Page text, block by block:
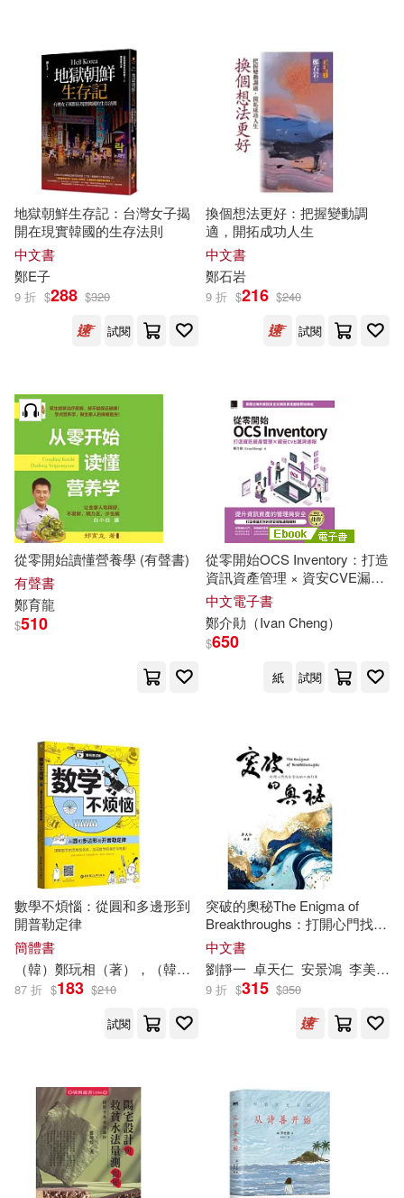
鄭承志（主編）(1) 鄭文博(1)
鄭文平(1)
鄭春紅，王偉（主編）(1)
鄭時龍(1) 鄭晏霽(1)
鄭書忠，朱傳俊，魏靜，騰厚開等
鄭柳青，郭劍英，方海川（主編）
鄭栗兒(1)
鄭梓靈(1)
鄭永升，毛茂文，楊斌(1)
鄭淑麗(1)
鄭炳松，袁虎威，陸開形，郝明灼
（主編）(1)
鄭生欽(1)
鄭石岩，釋證嚴，朵拉，亮軒，謝
鵬雄，杏林子，劉墉，陳亞南，邱
秀芷，方之，林英傑，楊小雲，吳
世廷，林宗亮，林勝雄，魏子雲(1)
鄭禮國(1) 鄭穆德(1)
鄭粟兒(1) 鄭絜心(1)
鄭美姿(1)
鄭耿忠，庄桂東(1) 鄭聿翔(1)
地獄朝鮮生存記：台灣女子揭
開在現實韓國的生存法則
中文書
鄭E子
9 折 $288 $320
試閱
換個想法更好：把握變動調
適，開拓成功人生
中文書
鄭石岩
9 折 $216 $240
試閱
從零開始讀懂營養學 (有聲書)
有聲書
鄭育龍
$510
從零開始OCS Inventory：打造
資訊資產管理 × 資安CVE漏洞
通報(iThome鐵人賽系列書) (電
子書)
中文電子書
鄭介勛（Ivan Cheng）
$650
紙 試閱
數學不煩惱：從圓和多邊形到
開普勒定律
簡體書
（韓） 鄭玩相（著），（韓）金愍（繪） 章科佳等
87 折 $183 $210
試閱
突破的奧秘The Enigma of
Breakthroughs：打開心門找出
方向的十個引導
中文書
劉靜一 卓天仁 安景鴻 李美倩
9 折 $315 $350